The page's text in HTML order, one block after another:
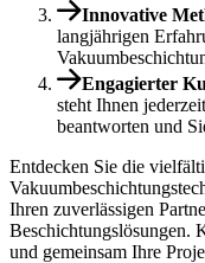
Innovative
langjährigen
Engagierter
steht Ihnen
beantworten und
Entdecken Sie die
Ihren zuverlässigen
Beschichtungslösungen.
und gemeinsam Ihre